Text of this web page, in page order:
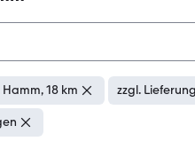
Hamm, 18 km zzgl.